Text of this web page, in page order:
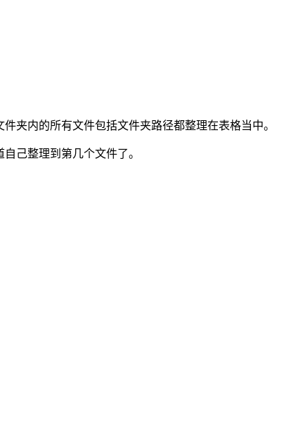
夹内的所有文件包括文件夹路径都整理在表格当中。
己整理到第几个文件了。